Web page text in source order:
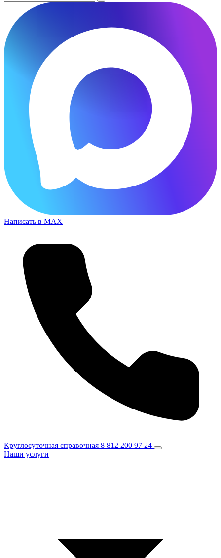
Написать в MAX
Круглосуточная справочная 8 812 200 97 24
Наши услуги